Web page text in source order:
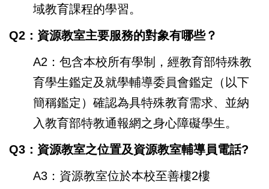
域教育課程的學習。
Q2：資源教室主要服務的對象有哪些？
A2：包含本校所有學制，經教育部特殊教
育學生鑑定及就學輔導委員會鑑定（以下
簡稱鑑定）確認為具特殊教育需求、並納
入教育部特教通報網之身心障礙學生。
Q3：資源教室之位置及資源教室輔導員電話?
A3：資源教室位於本校至善樓2樓